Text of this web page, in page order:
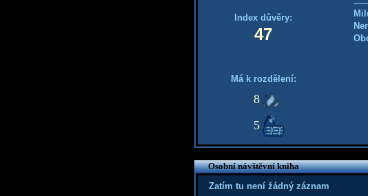
Index důvěry:
47
Má k rozdělení:
8
5
Osobní návštěvní kniha
Zatím tu není žádný záznam